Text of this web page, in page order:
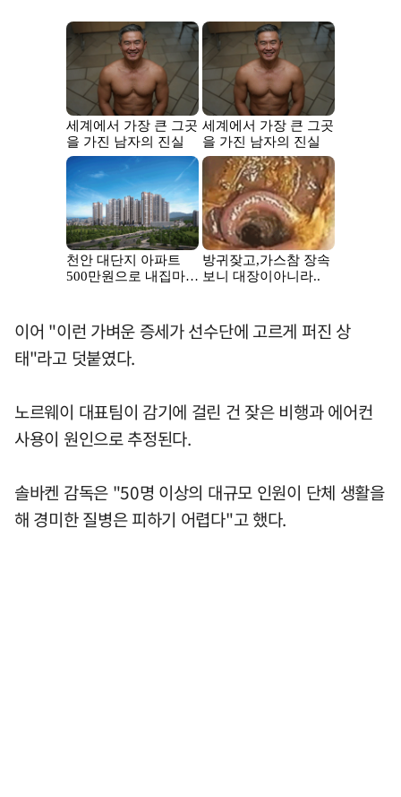
이어 "이런 가벼운 증세가 선수단에 고르게 퍼진 상
태"라고 덧붙였다.
노르웨이 대표팀이 감기에 걸린 건 잦은 비행과 에어컨
사용이 원인으로 추정된다.
솔바켄 감독은 "50명 이상의 대규모 인원이 단체 생활을
해 경미한 질병은 피하기 어렵다"고 했다.